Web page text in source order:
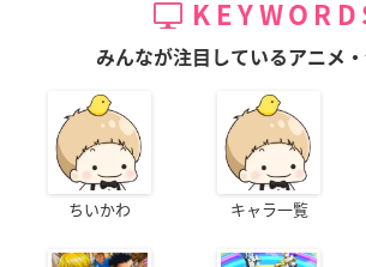
みんなが注目しているアニメ
ちいかわ キャラ一覧